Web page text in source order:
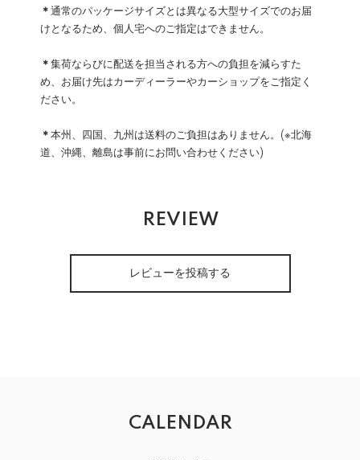
＊ 通常のパッケージサイズとは異なる大型サイズでのお届
けとなるため、個人宅へのご指定はできません。
＊ 集荷ならびに配送を担当される方への負担を減らすた
め、お届け先はカーディーラーやカーショップをご指定く
ださい。
＊ 本州、四国、九州は送料のご負担はありません。(※北海
道、沖縄、離島は事前にお問い合わせください)
REVIEW
レビューを投稿する
CALENDAR